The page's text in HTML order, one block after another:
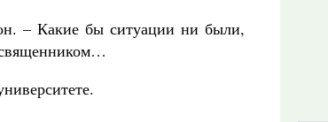
– Какие бы ситуации ни были,
священником…